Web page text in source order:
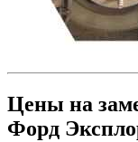
Цены на
Форд